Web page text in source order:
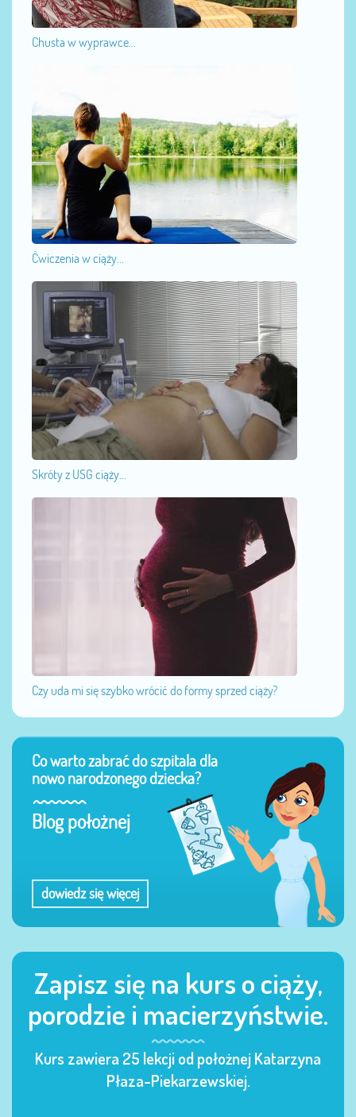
Chusta w wyprawce...
Ćwiczenia w ciąży...
Skróty z USG ciąży...
Czy uda mi się szybko wrócić do formy sprzed ciąży?
Co warto zabrać do szpitala dla
nowo narodzonego dziecka?
Blog położnej
dowiedz się więcej
Zapisz się na kurs o ciąży,
porodzie i macierzyństwie.
Kurs zawiera 25 lekcji od położnej Katarzyna
Płaza-Piekarzewskiej.